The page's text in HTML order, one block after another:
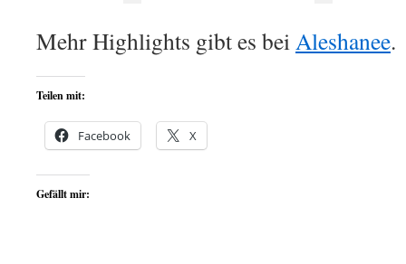
Mehr Highlights gibt es beiAleshanee.
Teilen mit:
Facebook X
Gefällt mir: